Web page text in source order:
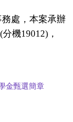
處，本案承辦
(分機19012) ，
金甄選簡章